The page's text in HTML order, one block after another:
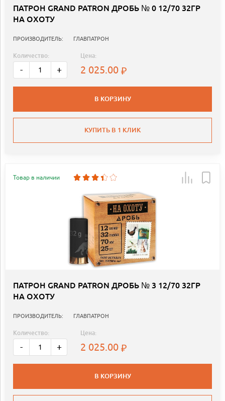
ПАТРОН GRAND PATRON ДРОБЬ № 0 12/70 32ГР
НА ОХОТУ
ПРОИЗВОДИТЕЛЬ: ГЛАВПАТРОН
Количество:
- +
Цена:
2 025.00
В КОРЗИНУ
КУПИТЬ В 1 КЛИК
Товар в наличии
ПАТРОН GRAND PATRON ДРОБЬ № 3 12/70 32ГР
НА ОХОТУ
ПРОИЗВОДИТЕЛЬ: ГЛАВПАТРОН
Количество:
- +
Цена:
2 025.00
В КОРЗИНУ